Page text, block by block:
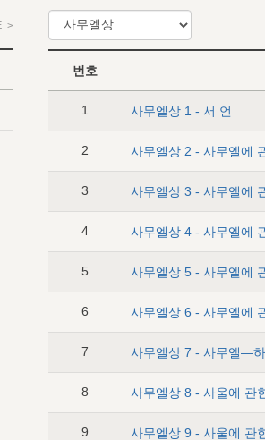
>
번호
1 사무엘상 1 - 서 언
2 사무엘상 2 - 사무엘에
3
4
5 사무엘상 5 - 사무엘에
6 사무엘상 6 - 사무엘에
7 사무엘상 7 - 사무엘―
8 사무엘상 8 - 사울에 관
9